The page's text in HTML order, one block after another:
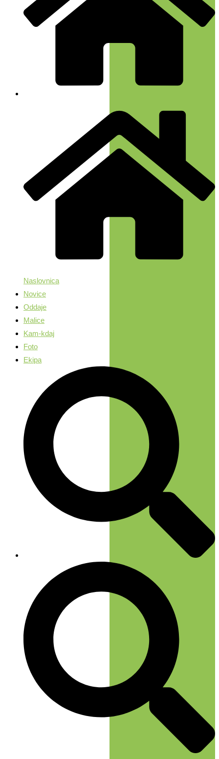
Naslovnica
Novice
Oddaje
Malice
Kam-kdaj
Foto
Ekipa